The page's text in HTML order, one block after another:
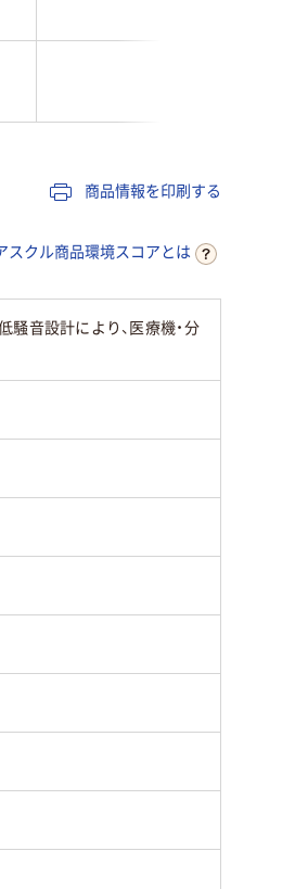
商品情報を印刷する
スクル商品環境スコアとは
騒音設計により、医療機・分